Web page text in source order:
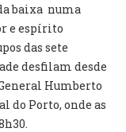
baixa numa
e espírito
das sete
desfilam desde
Humberto
do Porto, onde as